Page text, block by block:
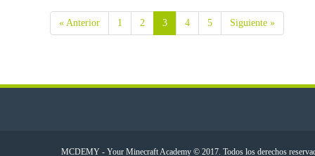
« Anterior Página
1 Página
2 Página
3 Página
4 Página
5 Siguiente »
MCDEMY - Your Minecraft Academy © 2017. Todos los derechos